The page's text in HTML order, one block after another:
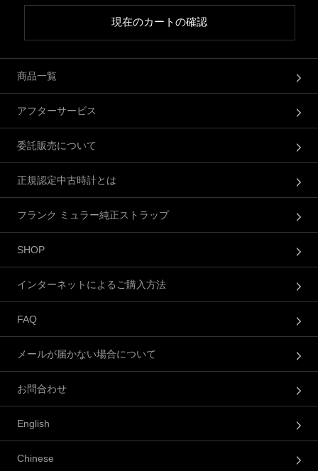
現在のカートの確認
商品一覧
アフターサービス
委託販売について
正規認定中古時計とは
フランク ミュラー純正ストラップ
SHOP
インターネットによるご購入方法
FAQ
メールが届かない場合について
お問合わせ
English
Chinese